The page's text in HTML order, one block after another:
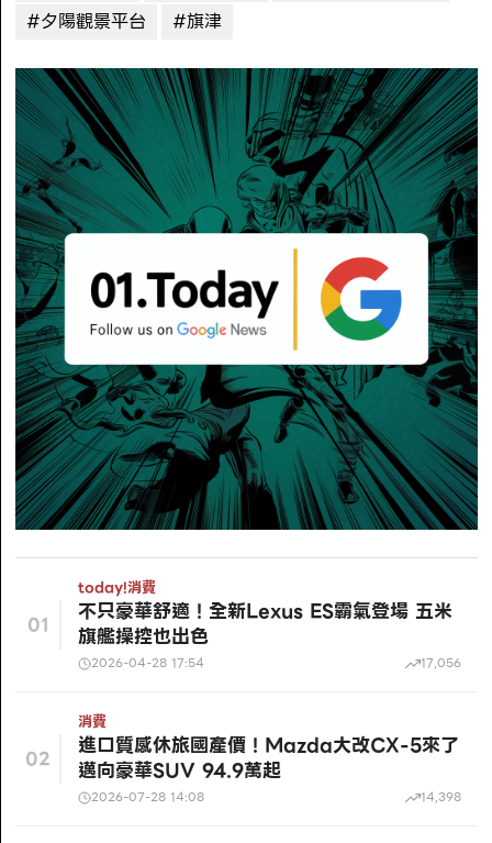
#夕陽觀景平台
#旗津
01
today!消費
不只豪華舒適！全新Lexus ES霸氣登場 五米
旗艦操控也出色
2026-04-28 17:54 17,056
02
消費
進口質感休旅國產價！Mazda大改CX-5來了
邁向豪華SUV 94.9萬起
2026-07-28 14:08 14,398